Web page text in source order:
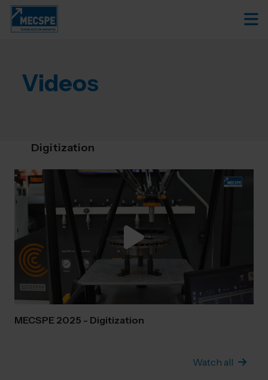
Videos
Digitization
MECSPE 2025 - Digitization
Watch all